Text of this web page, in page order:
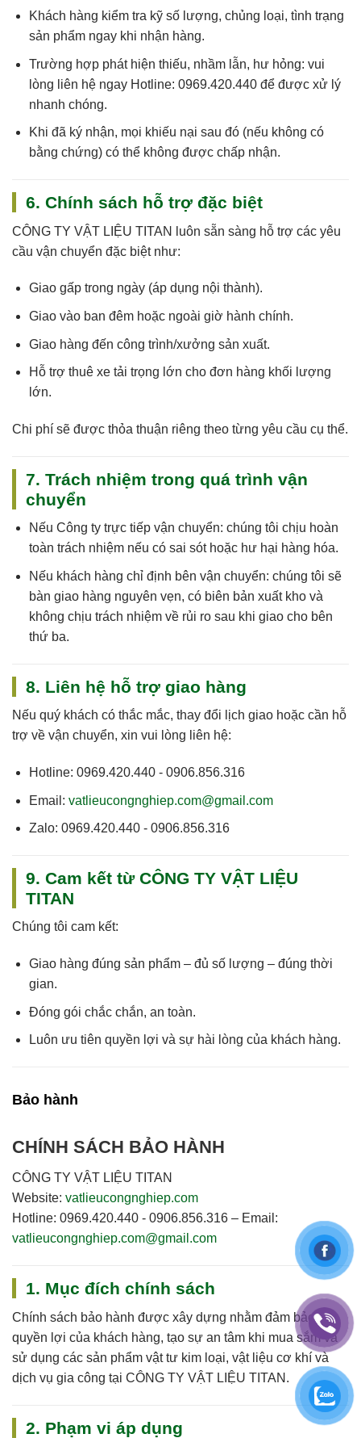
Khách hàng kiểm tra kỹ số lượng, chủng loại, tình trạng
sản phẩm ngay khi nhận hàng.
Trường hợp phát hiện thiếu, nhầm lẫn, hư hỏng: vui
lòng liên hệ ngay Hotline: 0969.420.440để được xử lý
nhanh chóng.
Khi đã ký nhận, mọi khiếu nại sau đó (nếu không có
bằng chứng) có thể không được chấp nhận.
6. Chính sách hỗ trợ đặc biệt
CÔNG TY VẬT LIỆU TITAN
luôn sẵn sàng hỗ trợ các yêu
cầu vận chuyển đặc biệt như:
Giao gấp trong ngày (áp dụng nội thành).
Giao vào ban đêm hoặc ngoài giờ hành chính.
Giao hàng đến công trình/xưởng sản xuất.
Hỗ trợ thuê xe tải trọng lớn cho đơn hàng khối lượng
lớn.
Chi phí sẽ được thỏa thuận riêng theo từng yêu cầu cụ thể.
7. Trách nhiệm trong quá trình vận
chuyển
Nếu Công ty trực tiếp vận chuyển: chúng tôi chịu hoàn
toàn trách nhiệmnếu có sai sót hoặc hư hại hàng hóa.
Nếu khách hàng chỉ định bên vận chuyển: chúng tôi sẽ
bàn giao hàng nguyên vẹn, có biên bản xuất kho và
không chịu trách nhiệm về rủi ro sau khi giao cho bên
thứ ba.
8. Liên hệ hỗ trợ giao hàng
Nếu quý khách có thắc mắc, thay đổi lịch giao hoặc cần hỗ
trợ về vận chuyển, xin vui lòng liên hệ:
Hotline: 0969.420.440 - 0906.856.316
Email: vatlieucongnghiep.com@gmail.com
Zalo: 0969.420.440 - 0906.856.316
9. Cam kết từ CÔNG TY VẬT LIỆU
TITAN
Chúng tôi cam kết:
Giao hàng đúng sản phẩm – đủ số lượng – đúng thời
gian.
Đóng gói chắc chắn, an toàn.
Luôn ưu tiên quyền lợi và sự hài lòng của khách hàng.
Bảo hành
CHÍNH SÁCH BẢO HÀNH
CÔNG TY VẬT LIỆU TITAN
Website: vatlieucongnghiep.com
Hotline: 0969.420.440 - 0906.856.316 – Email:
vatlieucongnghiep.com@gmail.com
1. Mục đích chính sách
Chính sách bảo hành được xây dựng nhằm đảm bảo
quyền lợi của khách hàng, tạo sự an tâm khi mua sắm và
sử dụng các sản phẩm vật tư kim loại, vật liệu cơ khí và
dịch vụ gia công tại CÔNG TY VẬT LIỆU TITAN .
2. Phạm vi áp dụng